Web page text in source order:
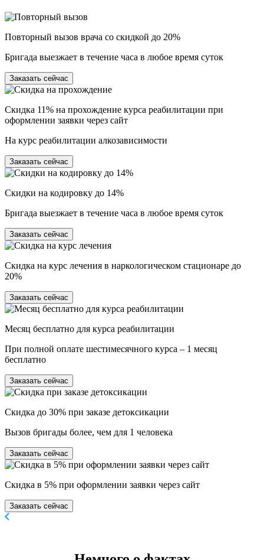
Повторный вызов врача со скидкой до 20%
Бригада выезжает в течение часа в любое время суток
Заказать сейчас
Скидка 11% на прохождение курса реабилитации при
оформлении заявки через сайт
На курс реабилитации алкозависимости
Заказать сейчас
Скидки на кодировку до 14%
Бригада выезжает в течение часа в любое время суток
Заказать сейчас
Скидка на курс лечения в наркологическом стационаре до
20%
Заказать сейчас
Месяц бесплатно для курса реабилитации
При полной оплате шестимесячного курса – 1 месяц
бесплатно
Заказать сейчас
Скидка до 30% при заказе детоксикации
Вызов бригады более, чем для 1 человека
Заказать сейчас
Скидка в 5% при оформлении заявки через сайт
Заказать сейчас